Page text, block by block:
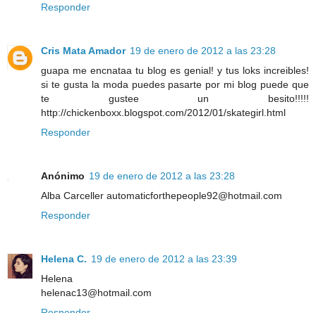
Responder
Cris Mata Amador 19 de enero de 2012 a las 23:28
guapa me encnataa tu blog es genial! y tus loks increibles!
si te gusta la moda puedes pasarte por mi blog puede que
te gustee un besito!!!!!
http://chickenboxx.blogspot.com/2012/01/skategirl.html
Responder
Anónimo 19 de enero de 2012 a las 23:28
Alba Carceller automaticforthepeople92@hotmail.com
Responder
Helena C. 19 de enero de 2012 a las 23:39
Helena
helenac13@hotmail.com